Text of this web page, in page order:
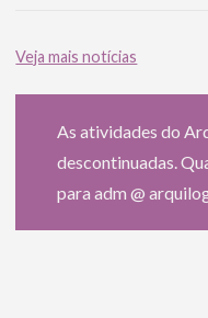
Veja mais notícias
As atividades do
descontinuadas.
para adm @